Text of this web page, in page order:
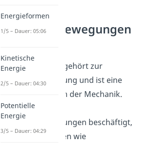
Rotationsbewegungen
Der Drehimpuls gehört zur
Rotationsbewegung und ist eine
wichtige Größe in der Mechanik.
Wer sich mit
Rotationsbewegungen beschäftigt,
betrachtet Größen wie
Energieformen
1/5 – Dauer: 05:06
Kinetische
Energie
2/5 – Dauer: 04:30
Potentielle
Energie
3/5 – Dauer: 04:29